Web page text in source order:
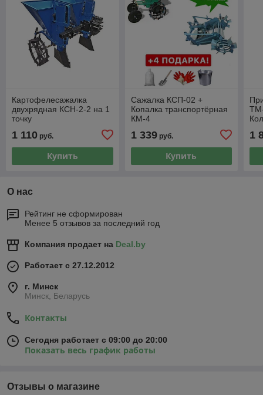
Картофелесажалка
двухрядная КСН-2-2 на 1
точку
1 110 руб.
Купить
Сажалка КСП-02 +
Копалка транспортёрная
КМ-4
1 339руб.
Купить
1
О нас
Рейтинг не сформирован
Менее 5 отзывов за последний год
Компания продает на Deal.by
Работает с 27.12.2012
г. Минск
Минск, Беларусь
Контакты
Сегодня работает с 09:00 до 20:00
Показать весь график работы
Отзывы о магазине